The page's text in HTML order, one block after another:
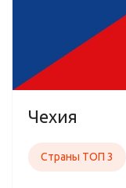
Чехия
Страны ТОП 3